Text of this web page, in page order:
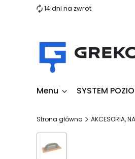
14 dni na zwrot
Menu SYSTEM
Strona główna AKCESORIA,